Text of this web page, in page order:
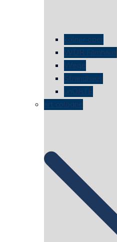
kölner oper
WDR Filmhaus
Wege
Strandhaus
unORTE
art cologne